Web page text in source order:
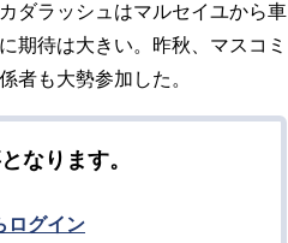
ダラッシュはマルセイユから車
期待は大きい。昨秋、マスコミ
者も大勢参加した。
なります。
ログイン